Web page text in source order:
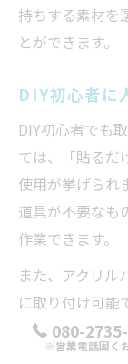
持ちする素材を
とができます。
DIY初心者に
DIY初心者でも
ては、「貼るだ
使用が挙げられ
道具が不要なも
作業できます。
また、アクリル
に取り付け可能
よりも短時間
た」といった
080-
※営業電話固く